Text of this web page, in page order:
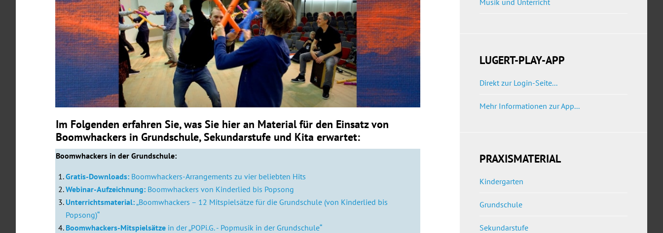
Im Folgenden erfahren Sie, was Sie hier an Material für den Einsatz von
Boomwhackers in Grundschule, Sekundarstufe und Kita erwartet:
Boomwhackers in der Grundschule:
Gratis-Downloads: Boomwhackers-Arrangements zu vier beliebten Hits
Webinar-Aufzeichnung: Boomwhackers von Kinderlied bis Popsong
Unterrichtsmaterial:„Boomwhackers – 12 Mitspielsätze für die Grundschule (von Kinderlied bis
Popsong)“
Boomwhackers-Mitspielsätze in der „POPi.G. - Popmusik in der Grundschule“
Musik und Unterricht
LUGERT-PLAY-APP
Direkt zur Login-Seite...
Mehr Informationen zur App...
PRAXISMATERIAL
Kindergarten
Grundschule
Sekundarstufe